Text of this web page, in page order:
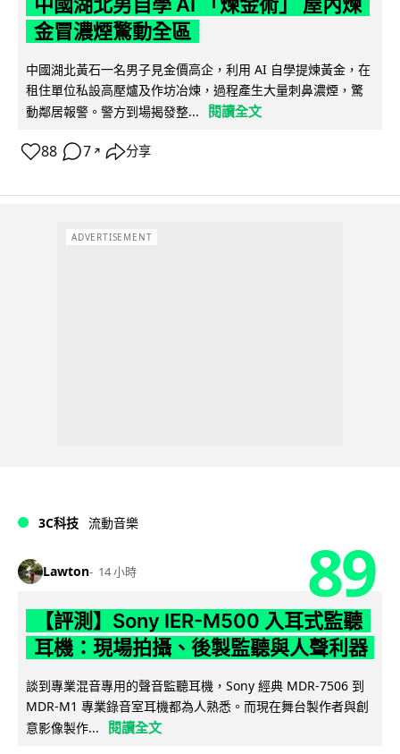
金冒濃煙驚動全區
中國湖北黃石一名男子見金價高企，利用 AI 自學提煉黃金，在
租住單位私設高壓爐及作坊冶煉，過程產生大量刺鼻濃煙，驚
動鄰居報警。警方到場揭發整...
閱讀全文
88 7 ↗ 分享
ADVERTISEMENT
3C科技 流動音樂
Lawton 14 小時 89
【評測】Sony IER-M500 入耳式監聽
耳機：現場拍攝、後製監聽與人聲利器
談到專業混音專用的聲音監聽耳機，Sony 經典 MDR-7506 到
MDR-M1 專業錄音室耳機都為人熟悉。而現在舞台製作者與創
意影像製作...
閱讀全文